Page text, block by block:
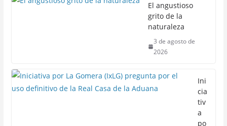
El angustioso
grito de la
naturaleza
3 de agosto de
2026
Ini
cia
tiv
a
po